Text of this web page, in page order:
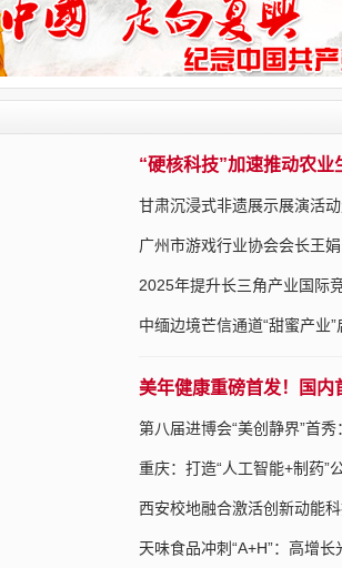
“硬核科技”加速推动农
甘肃沉浸式非遗展示展演活
广州市游戏行业协会会长王
2025年提升长三角产业国际
中缅边境芒信通道“甜蜜产业
美年健康重磅首发！国内
第八届进博会“美创静界”首
重庆：打造“人工智能+制药”
西安校地融合激活创新动能
天味食品冲刺“A+H”：高增